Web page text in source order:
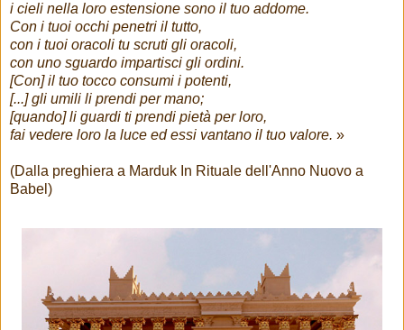
i cieli nella loro estensione sono il tuo addome.
Con i tuoi occhi penetri il tutto,
con i tuoi oracoli tu scruti gli oracoli,
con uno sguardo impartisci gli ordini.
[Con] il tuo tocco consumi i potenti,
[...] gli umili li prendi per mano;
[quando] li guardi ti prendi pietà per loro,
fai vedere loro la luce ed essi vantano il tuo valore. »
(Dalla preghiera a Marduk In Rituale dell'Anno Nuovo a
Babel)